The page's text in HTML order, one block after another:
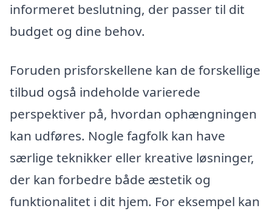
informeret beslutning, der passer til dit
budget og dine behov.
Foruden prisforskellene kan de forskellige
tilbud også indeholde varierede
perspektiver på, hvordan ophængningen
kan udføres. Nogle fagfolk kan have
særlige teknikker eller kreative løsninger,
der kan forbedre både æstetik og
funktionalitet i dit hjem. For eksempel kan